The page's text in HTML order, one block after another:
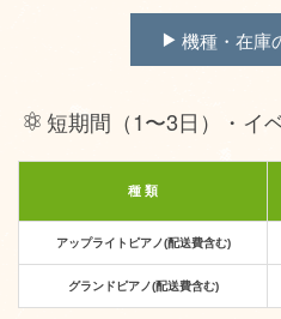
機種・在庫
短期間（1〜3日）・イ
種 類
アップライトピアノ(配送費含む)
グランドピアノ(配送費含む)